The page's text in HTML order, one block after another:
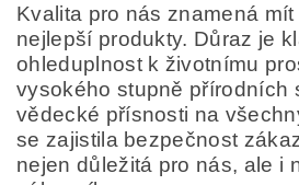
Kvalita pro nás znamená
nejlepší produkty. Důraz je
ohleduplnost k životnímu
vysokého stupně přírodních
vědecké přísnosti na
se zajistila bezpečnost
nejen důležitá pro nás, ale i